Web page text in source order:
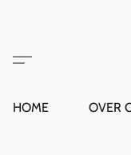
HOME OVER